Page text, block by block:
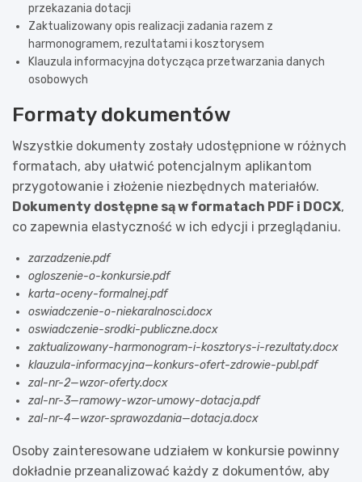
przekazania dotacji
Zaktualizowany opis realizacji zadania razem z
harmonogramem, rezultatami i kosztorysem
Klauzula informacyjna dotycząca przetwarzania danych
osobowych
Formaty dokumentów
Wszystkie dokumenty zostały udostępnione w różnych
formatach, aby ułatwić potencjalnym aplikantom
przygotowanie i złożenie niezbędnych materiałów.
Dokumenty dostępne są w formatach PDF i DOCX,
co zapewnia elastyczność w ich edycji i przeglądaniu.
zarzadzenie.pdf
ogloszenie-o-konkursie.pdf
karta-oceny-formalnej.pdf
oswiadczenie-o-niekaralnosci.docx
oswiadczenie-srodki-publiczne.docx
zaktualizowany-harmonogram-i-kosztorys-i-rezultaty.docx
klauzula-informacyjna—konkurs-ofert-zdrowie-publ.pdf
zal-nr-2—wzor-oferty.docx
zal-nr-3—ramowy-wzor-umowy-dotacja.pdf
zal-nr-4—wzor-sprawozdania—dotacja.docx
Osoby zainteresowane udziałem w konkursie powinny
dokładnie przeanalizować każdy z dokumentów, aby